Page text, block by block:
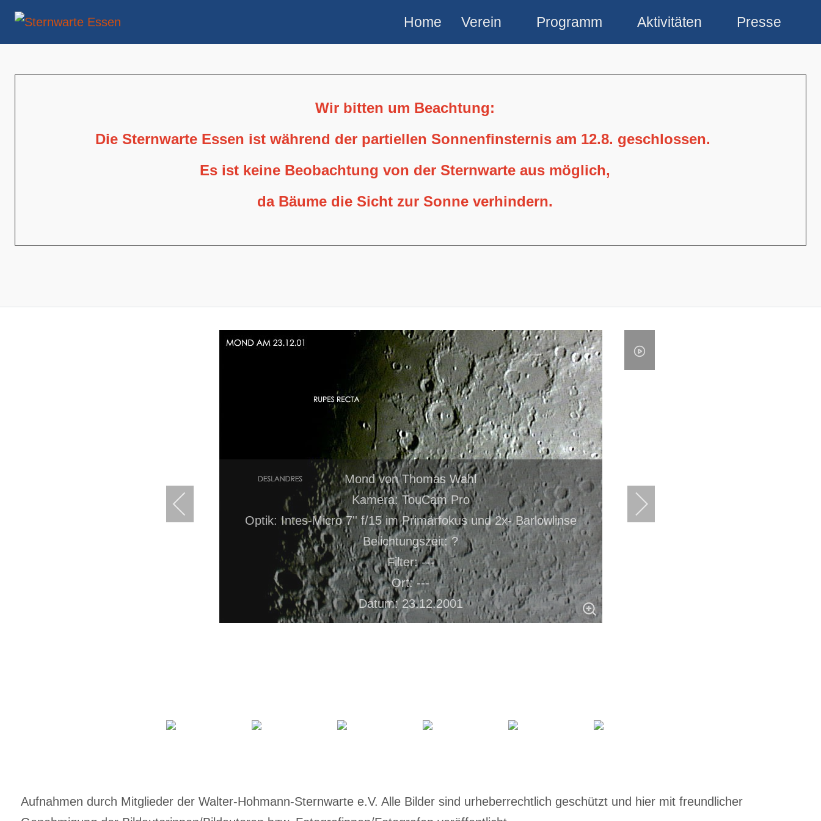
Home Verein Programm Aktivitäten Presse
Wir bitten um Beachtung:
Die Sternwarte Essen ist während der partiellen Sonnenfinsternis am 12.8. geschlossen.
Es ist keine Beobachtung von der Sternwarte aus möglich,
da Bäume die Sicht zur Sonne verhindern.
Mond von Thomas Wahl
Kamera: TouCam Pro
Optik: Intes-Micro 7'' f/15 im Primärfokus und 2x- Barlowlinse
Belichtungszeit: ?
Filter: ---
Ort: ---
Datum: 23.12.2001
Aufnahmen durch Mitglieder der Walter-Hohmann-Sternwarte e.V. Alle Bilder sind urheberrechtlich geschützt und hier mit freundlicher